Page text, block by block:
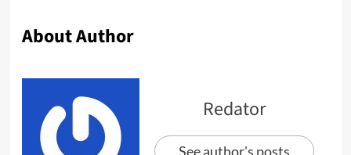
About Author
Redator
See author's posts